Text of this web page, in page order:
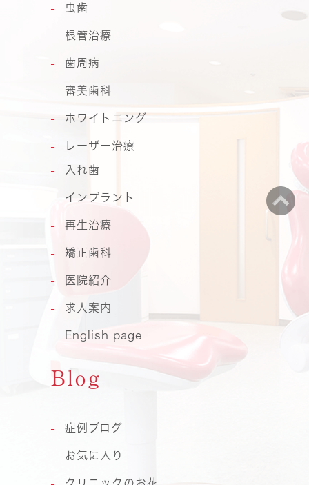
虫歯
根管治療
歯周病
審美歯科
ホワイトニング
レーザー治療
入れ歯
インプラント
再生治療
矯正歯科
医院紹介
求人案内
English page
Blog
症例ブログ
お気に入り
クリニックのお花